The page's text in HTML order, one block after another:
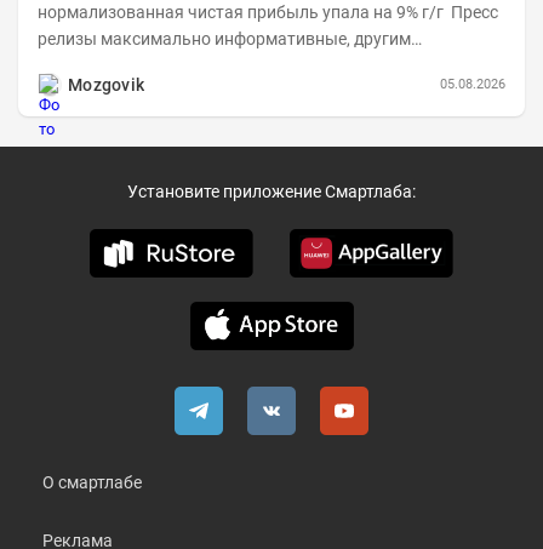
нормализованная чистая прибыль упала на 9% г/г Пресс
релизы максимально информативные, другим
Mozgovik
05.08.2026
Установите приложение Смартлаба:
О смартлабе
Реклама